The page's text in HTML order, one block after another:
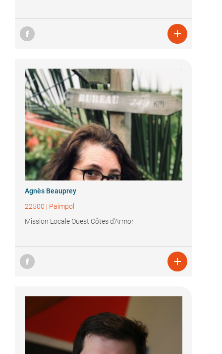

Agnès Beauprey
22500 | Paimpol
Mission Locale Ouest Côtes d'Armor
